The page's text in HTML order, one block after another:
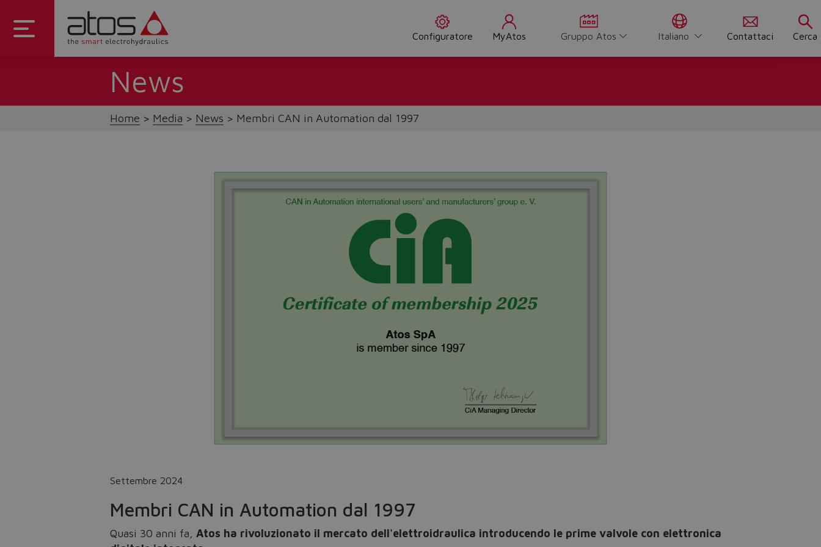
Configuratore MyAtos Gruppo Atos Italiano Contattaci Cerca
Do you want to leave the configurator?
News
Home Media News Membri CAN in Automation dal 1997
Settembre 2024
Membri CAN in Automation dal 1997
Quasi 30 anni fa, Atos ha rivoluzionato il mercato dell'elettroidraulica introducendo le prime valvole con elettronica